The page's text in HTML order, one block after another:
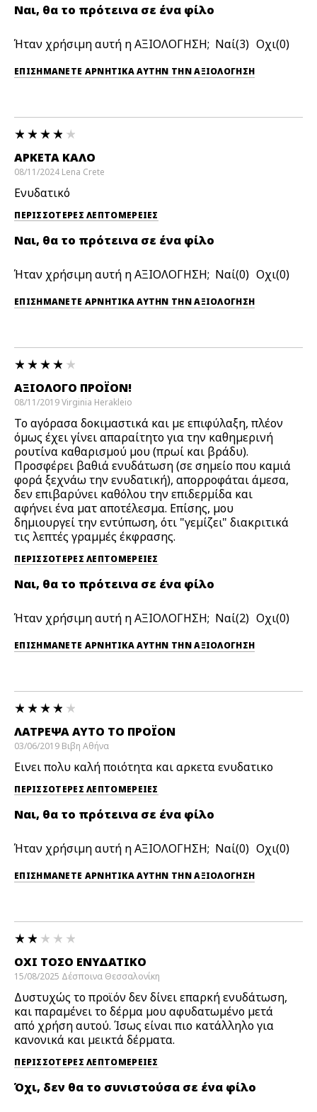
Ναι, θα το πρότεινα σε ένα φίλο
Ήταν χρήσιμη αυτή η ΑΞΙΟΛΟΓΗΣΗ; 3 0
ΕΠΙΣΗΜΆΝΕΤΕ ΑΡΝΗΤΙΚΆ ΑΥΤΉΝ ΤΗΝ ΑΞΙΟΛΟΓΗΣΗ
ΑΡΚΕΤΆ ΚΑΛΌ
08/11/2024 Lena Crete
Ενυδατικό
ΠΕΡΙΣΣΌΤΕΡΕΣ ΛΕΠΤΟΜΈΡΕΙΕΣ
Ναι, θα το πρότεινα σε ένα φίλο
Ήταν χρήσιμη αυτή η ΑΞΙΟΛΟΓΗΣΗ; 0 0
ΕΠΙΣΗΜΆΝΕΤΕ ΑΡΝΗΤΙΚΆ ΑΥΤΉΝ ΤΗΝ ΑΞΙΟΛΟΓΗΣΗ
ΑΞΙΌΛΟΓΟ ΠΡΟΪΌΝ!
08/11/2019Virginia Herakleio
Το αγόρασα δοκιμαστικά και με επιφύλαξη, πλέον
όμως έχει γίνει απαραίτητο για την καθημερινή
ρουτίνα καθαρισμού μου (πρωί και βράδυ).
Προσφέρει βαθιά ενυδάτωση (σε σημείο που καμιά
φορά ξεχνάω την ενυδατική), απορροφάται άμεσα,
δεν επιβαρύνει καθόλου την επιδερμίδα και
αφήνει ένα ματ αποτέλεσμα. Επίσης, μου
δημιουργεί την εντύπωση, ότι "γεμίζει" διακριτικά
τις λεπτές γραμμές έκφρασης.
ΠΕΡΙΣΣΌΤΕΡΕΣ ΛΕΠΤΟΜΈΡΕΙΕΣ
Ναι, θα το πρότεινα σε ένα φίλο
Ήταν χρήσιμη αυτή η ΑΞΙΟΛΟΓΗΣΗ; 2 0
ΕΠΙΣΗΜΆΝΕΤΕ ΑΡΝΗΤΙΚΆ ΑΥΤΉΝ ΤΗΝ ΑΞΙΟΛΟΓΗΣΗ
ΛΆΤΡΕΨΑ ΑΥΤΟ ΤΟ ΠΡΟΪΌΝ
03/06/2019 Βιβη Αθήνα
Εινει πολυ καλή ποιότητα και αρκετα ενυδατικο
ΠΕΡΙΣΣΌΤΕΡΕΣ ΛΕΠΤΟΜΈΡΕΙΕΣ
Ναι, θα το πρότεινα σε ένα φίλο
Ήταν χρήσιμη αυτή η ΑΞΙΟΛΟΓΗΣΗ; 0 0
ΕΠΙΣΗΜΆΝΕΤΕ ΑΡΝΗΤΙΚΆ ΑΥΤΉΝ ΤΗΝ ΑΞΙΟΛΟΓΗΣΗ
ΌΧΙ ΤΌΣΟ ΕΝΥΔΑΤΙΚΌ
15/08/2025 Δέσποινα Θεσσαλονίκη
Δυστυχώς το προϊόν δεν δίνει επαρκή ενυδάτωση,
και παραμένει το δέρμα μου αφυδατωμένο μετά
από χρήση αυτού. Ίσως είναι πιο κατάλληλο για
κανονικά και μεικτά δέρματα.
ΠΕΡΙΣΣΌΤΕΡΕΣ ΛΕΠΤΟΜΈΡΕΙΕΣ
Όχι, δεν θα το συνιστούσα σε ένα φίλο